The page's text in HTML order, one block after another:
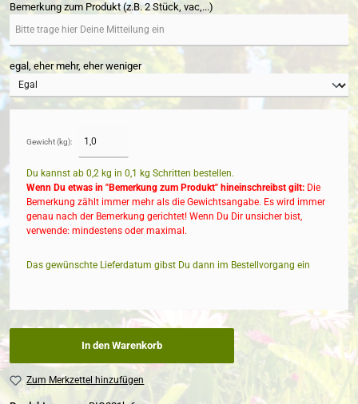
Bemerkung zum Produkt (z.B. 2 Stück, vac,...)
egal, eher mehr, eher weniger
Gewicht (kg):
Du kannst ab 0,2 kg in 0,1 kg Schritten bestellen.
Wenn Du etwas in "Bemerkung zum Produkt" hineinschreibst gilt: Die
Bemerkung zählt immer mehr als die Gewichtsangabe. Es wird immer
genau nach der Bemerkung gerichtet! Wenn Du Dir unsicher bist,
verwende: mindestens oder maximal.
Das gewünschte Lieferdatum gibst Du dann im Bestellvorgang ein
In den Warenkorb
Zum Merkzettel hinzufügen